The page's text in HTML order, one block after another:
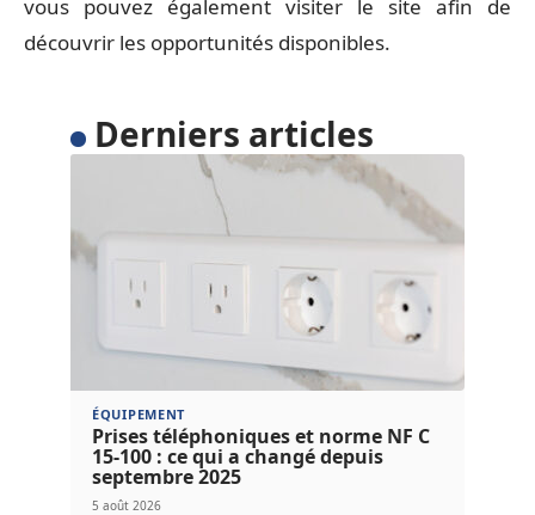
vous pouvez également visiter le site afin de
découvrir les opportunités disponibles.
Derniers articles
ÉQUIPEMENT
Prises téléphoniques et norme NF C
15-100 : ce qui a changé depuis
septembre 2025
5 août 2026